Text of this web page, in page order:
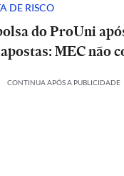
DE RISCO
do ProUni
MEC não
CONTINUA APÓS A PUBLICIDADE